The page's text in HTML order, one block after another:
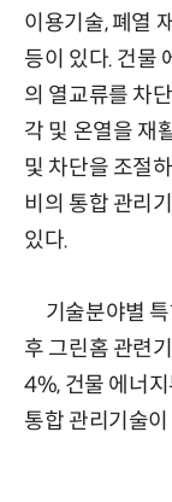
이용기술, 폐열
등이 있다. 건물
의 열교류를 차
각 및 온열을 재
및 차단을 조절
비의 통합 관리
있다.
기술분야별 특
후 그린홈 관련
4%, 건물 에너
통합 관리기술